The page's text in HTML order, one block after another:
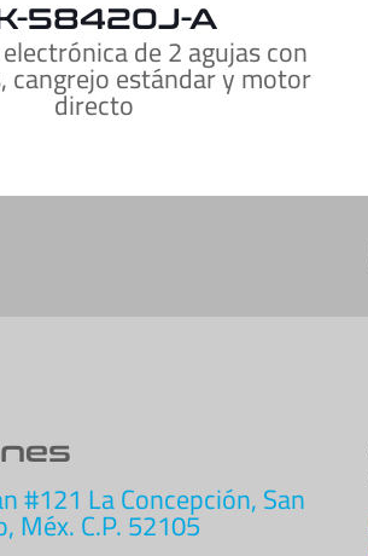
58420J-A
de 2 agujas con
cangrejo estándar y motor
directo
#121 La Concepción, San
Méx. C.P. 52105